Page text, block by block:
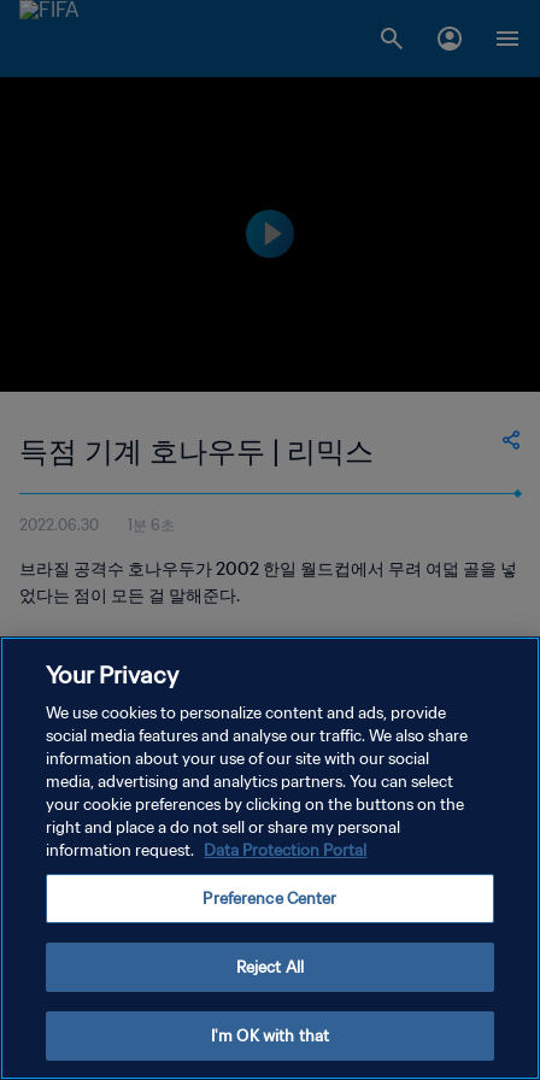
득점 기계 호나우두 | 리믹스
2022.06.30 1분 6초
브라질 공격수 호나우두가 2002 한일 월드컵에서 무려 여덟 골을 넣
었다는 점이 모든 걸 말해준다.
개인정보 보호정책
서비스 약관
쿠키 기본 설정 관리
Your Privacy
We use cookies to personalize content and ads, provide
social media features and analyse our traffic. We also share
information about your use of our site with our social
media, advertising and analytics partners. You can select
your cookie preferences by clicking on the buttons on the
right and place a do not sell or share my personal
information request. Data Protection Portal
Preference Center
Reject All
I'm OK with that